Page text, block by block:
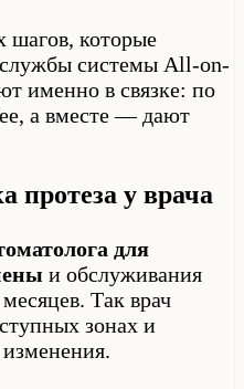
которые
системы All-on-
именно в связке: по
а вместе — дают
протеза у врача
для
и обслуживания
Так врач
зонах и